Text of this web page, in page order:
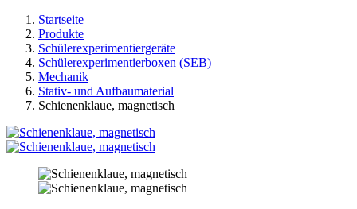
Startseite
Produkte
Schülerexperimentiergeräte
Schülerexperimentierboxen (SEB)
Mechanik
Stativ- und Aufbaumaterial
Schienenklaue, magnetisch